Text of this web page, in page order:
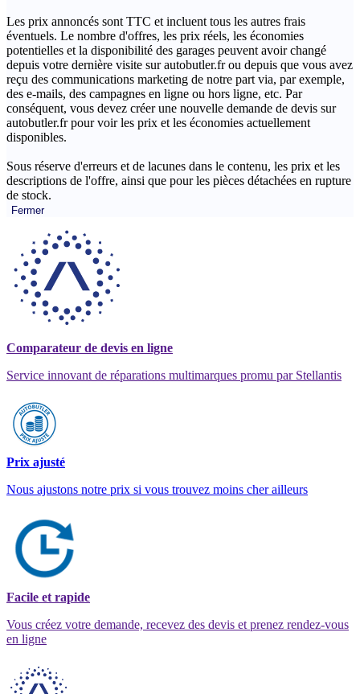
Les prix annoncés sont TTC et incluent tous les autres frais
éventuels. Le nombre d'offres, les prix réels, les économies
potentielles et la disponibilité des garages peuvent avoir changé
depuis votre dernière visite sur autobutler.fr ou depuis que vous avez
reçu des communications marketing de notre part via, par exemple,
des e-mails, des campagnes en ligne ou hors ligne, etc. Par
conséquent, vous devez créer une nouvelle demande de devis sur
autobutler.fr pour voir les prix et les économies actuellement
disponibles.
Sous réserve d'erreurs et de lacunes dans le contenu, les prix et les
descriptions de l'offre, ainsi que pour les pièces détachées en rupture
de stock.
Fermer
Comparateur de devis en ligne
Service innovant de réparations multimarques promu par Stellantis
Prix ajusté
Nous ajustons notre prix si vous trouvez moins cher ailleurs
Facile et rapide
Vous créez votre demande, recevez des devis et prenez rendez-vous
en ligne